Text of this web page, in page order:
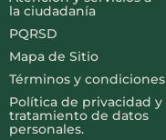
la ciudadanía
PQRSD
Mapa de Sitio
Términos y condiciones
Política de privacidad y
tratamiento de datos
personales.